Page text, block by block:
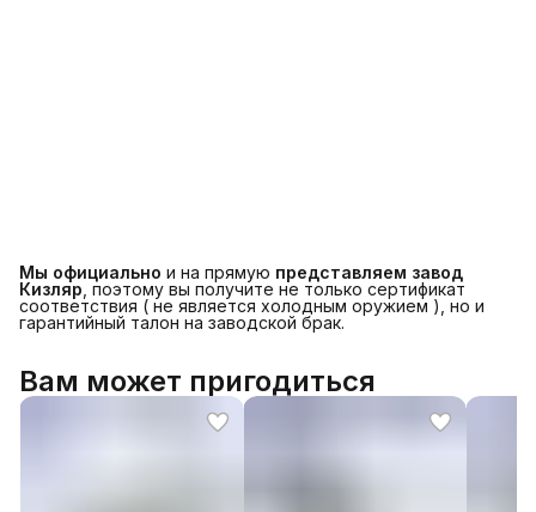
Мы официально и на прямую представляем завод
Кизляр , поэтому вы получите не только сертификат
соответствия ( не является холодным оружием ), но и
гарантийный талон на заводской брак.
Вам может пригодиться